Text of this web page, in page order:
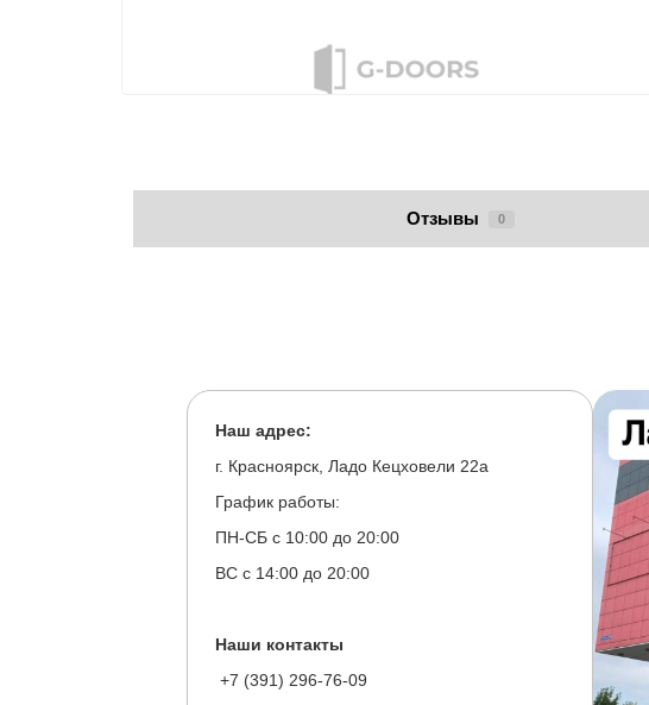
Отзывы 0
Наш адрес:
г. Красноярск, Ладо Кецховели 22а
График работы:
ПН-СБ с 10:00 до 20:00
ВС с 14:00 до 20:00
Наши контакты
+7 (391) 296-76-09